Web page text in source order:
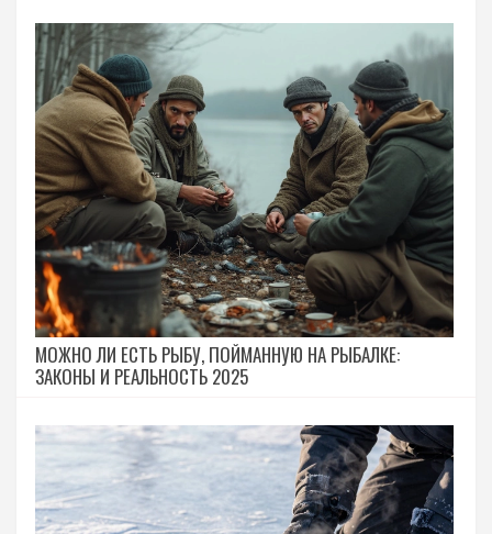
МОЖНО ЛИ ЕСТЬ РЫБУ, ПОЙМАННУЮ НА РЫБАЛКЕ:
ЗАКОНЫ И РЕАЛЬНОСТЬ 2025